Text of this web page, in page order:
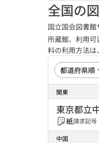
全国の
国立国会図書館
所蔵館、利用
料の利用方法
関東
東京都立
紙請求記号
中国